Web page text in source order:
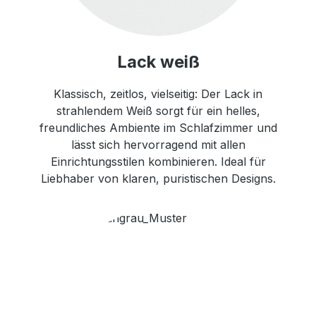
Lack weiß
Klassisch, zeitlos, vielseitig: Der Lack in
strahlendem Weiß sorgt für ein helles,
freundliches Ambiente im Schlafzimmer und
lässt sich hervorragend mit allen
Einrichtungsstilen kombinieren. Ideal für
Liebhaber von klaren, puristischen Designs.